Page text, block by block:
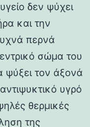
δεν ψύχει
και την
περνά
σώμα του
ψύξει τον άξονά
υγρό
θερμικές
της